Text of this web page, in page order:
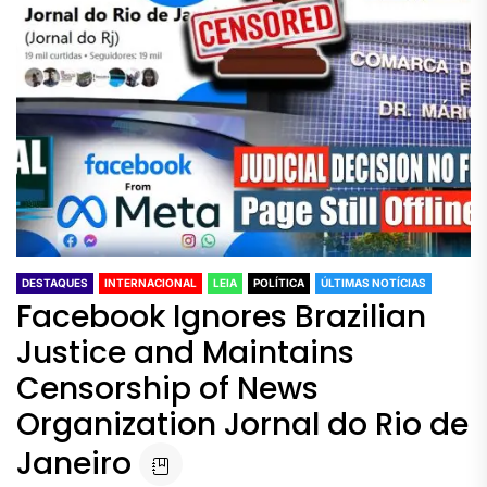
DESTAQUES INTERNACIONAL LEIA POLÍTICA ÚLTIMAS NOTÍCIAS
Facebook Ignores Brazilian
Justice and Maintains
Censorship of News
Organization Jornal do Rio de
Janeiro